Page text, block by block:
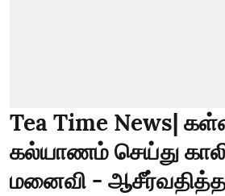
Tea Time News|
கல்யாணம் செய்து
மனைவி -